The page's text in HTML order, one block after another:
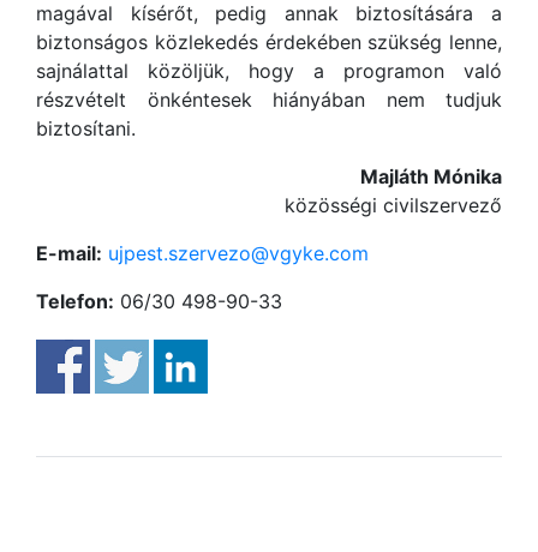
magával kísérőt, pedig annak biztosítására a
biztonságos közlekedés érdekében szükség lenne,
sajnálattal közöljük, hogy a programon való
részvételt önkéntesek hiányában nem tudjuk
biztosítani.
Majláth Mónika
közösségi civilszervező
E-mail: ujpest.szervezo@vgyke.com
Telefon: 06/30 498-90-33